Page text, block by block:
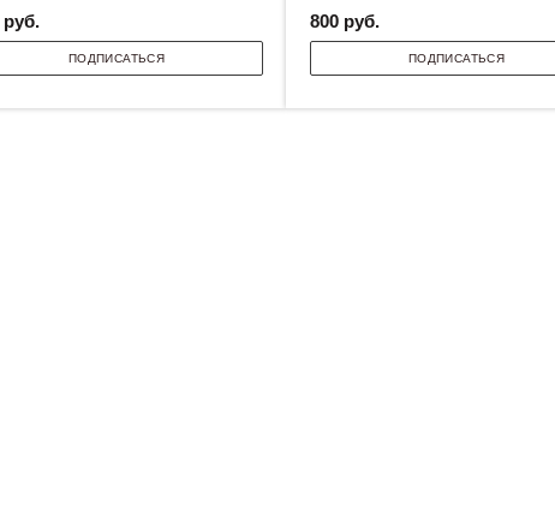
руб.
ПОДПИСАТЬСЯ
800 руб.
ПОДПИСАТЬСЯ